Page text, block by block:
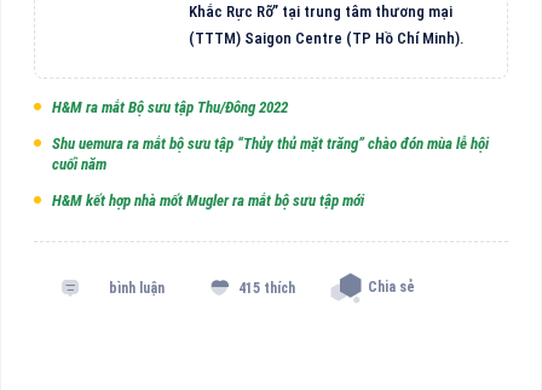
Khắc Rực Rỡ” tại trung tâm thương mại
(TTTM) Saigon Centre (TP Hồ Chí Minh).
H&M ra mắt Bộ sưu tập Thu/Đông 2022
Shu uemura ra mắt bộ sưu tập “Thủy thủ mặt trăng” chào đón mùa lễ hội
cuối năm
H&M kết hợp nhà mốt Mugler ra mắt bộ sưu tập mới
bình luận 415 thích Chia sẻ